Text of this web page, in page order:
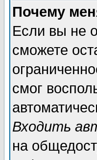
Почему
Если вы не
сможете
смог
Входить
на